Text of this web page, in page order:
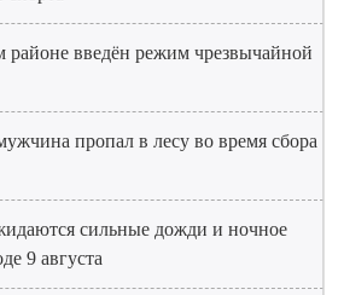
введён режим чрезвычайной
пропал в лесу во время сбора
сильные дожди и ночное
9 августа